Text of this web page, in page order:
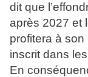
dit que
après 2027 et
profitera à
inscrit dans
En